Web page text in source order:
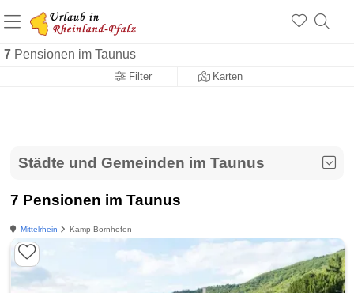
7 Pensionen im Taunus
Filter Karten
+1.500 Unterkünfte in Rheinland-Pfalz
+1.000 Sehenswürdigkeiten
Städte und Gemeinden im Taunus
7 Pensionen im Taunus
Mittelrhein Kamp-Bornhofen